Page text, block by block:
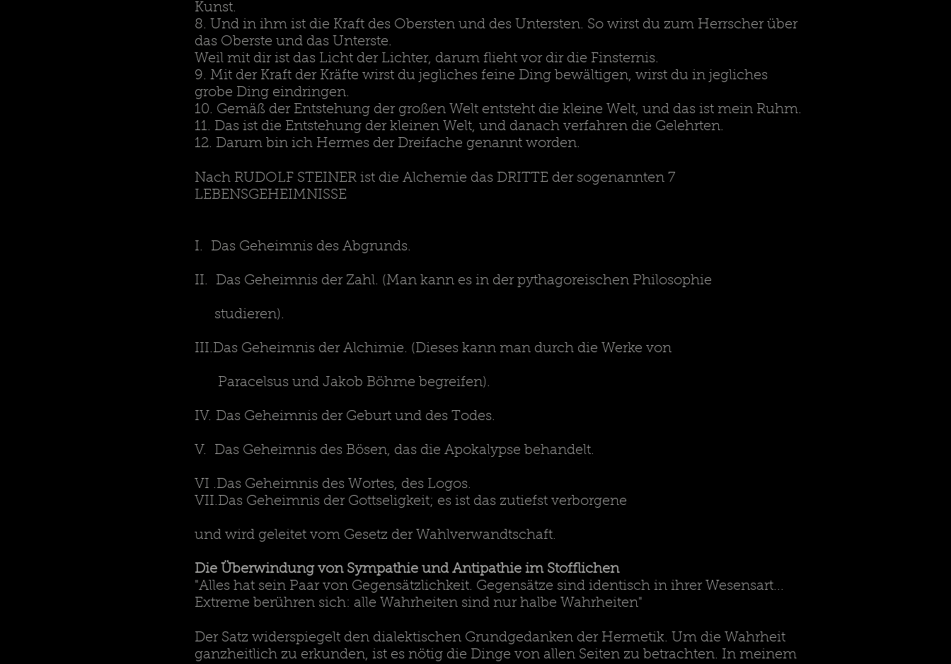
Kunst.
8. Und in ihm ist die Kraft des Obersten und des Untersten. So wirst du zum Herrscher über
das Oberste und das Unterste.
Weil mit dir ist das Licht der Lichter, darum flieht vor dir die Finsternis.
9. Mit der Kraft der Kräfte wirst du jegliches feine Ding bewältigen, wirst du in jegliches
grobe Ding eindringen.
10. Gemäß der Entstehung der großen Welt entsteht die kleine Welt, und das ist mein Ruhm.
11. Das ist die Entstehung der kleinen Welt, und danach verfahren die Gelehrten.
12. Darum bin ich Hermes der Dreifache genannt worden.
Nach RUDOLF STEINER ist die Alchemie das DRITTE der sogenannten 7
LEBENSGEHEIMNISSE
I. Das Geheimnis des Abgrunds.
II. Das Geheimnis der Zahl. (Man kann es in der pythagoreischen Philosophie
studieren).
III.Das Geheimnis der Alchimie. (Dieses kann man durch die Werke von
Paracelsus und Jakob Böhme begreifen).
IV. Das Geheimnis der Geburt und des Todes.
V. Das Geheimnis des Bösen, das die Apokalypse behandelt.
VI .Das Geheimnis des Wortes, des Logos.
VII.Das Geheimnis der Gottseligkeit; es ist das zutiefst verborgene
und wird geleitet vom Gesetz der Wahlverwandtschaft.
Die Überwindung von Sympathie und Antipathie im Stofflichen
"Alles hat sein Paar von Gegensätzlichkeit. Gegensätze sind identisch in ihrer Wesensart...
Extreme berühren sich: alle Wahrheiten sind nur halbe Wahrheiten"
Der Satz widerspiegelt den dialektischen Grundgedanken der Hermetik. Um die Wahrheit
ganzheitlich zu erkunden, ist es nötig die Dinge von allen Seiten zu betrachten. In meinem